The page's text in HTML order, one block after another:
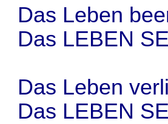
Das Leben
Das LEBEN
Das Leben
Das LEBEN